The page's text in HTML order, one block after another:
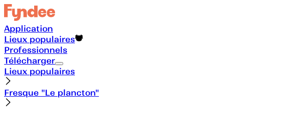
Application
Lieux populaires
Professionnels
Télécharger
Lieux populaires
Fresque "Le plancton"